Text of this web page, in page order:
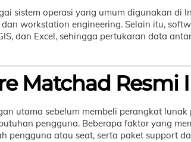
sistem operasi yang umum digunakan di
workstation engineering. Selain itu,
dan Excel, sehingga pertukaran data
Matchad Resmi
utama sebelum membeli perangkat
pengguna. Beberapa faktor yang
pengguna atau seat, serta paket support